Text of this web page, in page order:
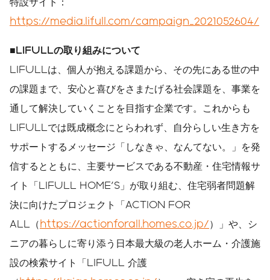
https://media.lifull.com/campaign_2021052604/
■LIFULLの取り組みについて
LIFULLは、個人が抱える課題から、その先にある世の中
の課題まで、安心と喜びをさまたげる社会課題を、事業を
通して解決していくことを目指す企業です。これからも
LIFULLでは既成概念にとらわれず、自分らしい生き方を
サポートするメッセージ「しなきゃ、なんてない。」を発
信するとともに、主要サービスである不動産・住宅情報サ
イト「LIFULL HOME'S」が取り組む、住宅弱者問題解
決に向けたプロジェクト「ACTION FOR
ALL（ https://actionforall.homes.co.jp/）」や、シ
ニアの暮らしに寄り添う日本最大級の老人ホーム・介護施
設の検索サイト「LIFULL 介護